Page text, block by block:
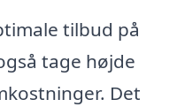
tilbud på
tage højde
Det